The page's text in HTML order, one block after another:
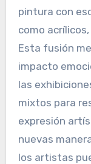
pintura con
como
Esta fusión
impacto
las
mixtos para
expresión
nuevas
los artistas